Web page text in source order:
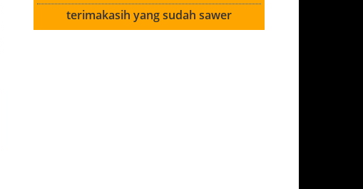
terimakasih yang sudah sawer